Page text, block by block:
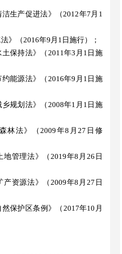
洁生产促进法》（2012年7月1
》（2016年9月1日施行）；
土保持法》（ 2011年3月1日施
约能源法》（ 2016年9月1日施
乡规划法》（ 2008年1月1日施
林法》（ 2009年8月27日修
地管理法》（ 2019年8月26 日
产资源法》（ 2009年8月27日
然保护区条例》（ 2017年10月